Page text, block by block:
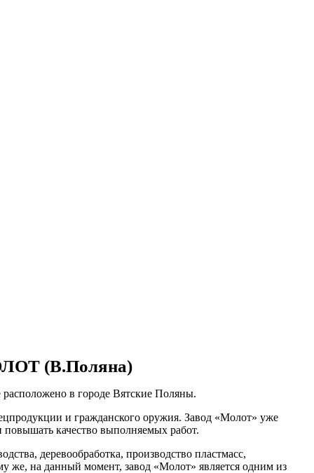
(В.Поляна)
в городе Вятские Поляны.
и гражданского оружия. Завод «Молот» уже
повышать качество выполняемых работ.
деревообработка, производство пластмасс,
же, на данный момент, завод «Молот» является одним из